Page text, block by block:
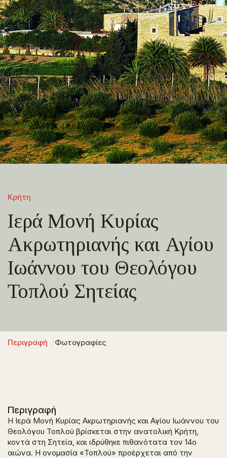
Κρήτη
Ιερά Μονή Κυρίας
Ακρωτηριανής και Αγίου
Ιωάννου του Θεολόγου
Τοπλού Σητείας
Περιγραφή Φωτογραφίες
Περιγραφή
Η Ιερά Μονή Κυρίας Ακρωτηριανής και Αγίου Ιωάννου του
Θεολόγου Τοπλού βρίσκεται στην ανατολική Κρήτη,
κοντά στη Σητεία, και ιδρύθηκε πιθανότατα τον 14ο
αιώνα. Η ονομασία «Τοπλού» προέρχεται από την